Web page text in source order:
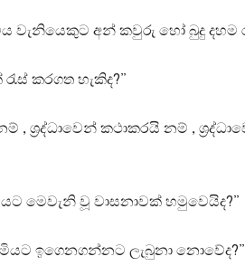
අන් කවුරු හෝ බුදු දහම
කරගත හැකිද?”
, ශ්‍රද්ධාවෙන් කථාකරයි නම් ,
මෙවැනි වූ වාසනාවක් හමුවෙයිද?”
ඉගෙනගන්නට ලැබුනා නොවේද?”